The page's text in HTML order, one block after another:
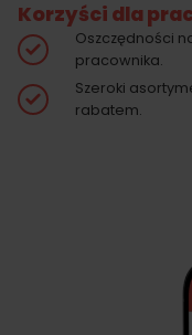
Korzyści dla
Oszczędności
pracownika.
Szeroki
rabatem.